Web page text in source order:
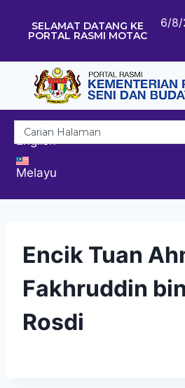
SELAMAT DATANG KE
PORTAL RASMI MOTAC
6/8/
English
Melayu
Encik Tuan
Fakhruddin
Rosdi